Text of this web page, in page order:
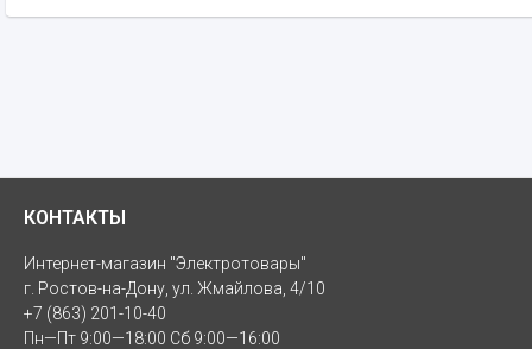
КОНТАКТЫ
Интернет-магазин "Электротовары"
г. Ростов-на-Дону, ул. Жмайлова, 4/10
+7 (863) 201-10-40
Пн—Пт 9:00—18:00 Сб 9:00—16:00